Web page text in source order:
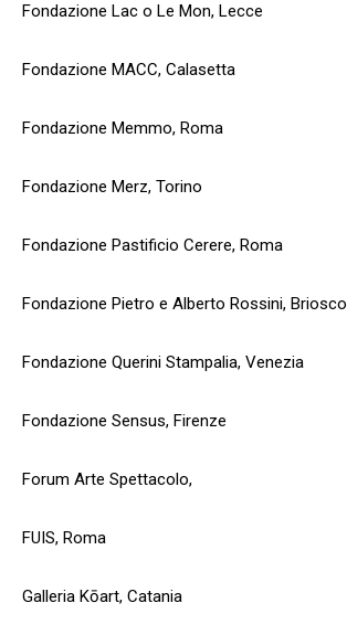
Fondazione Lac o Le Mon, Lecce
Fondazione MACC, Calasetta
Fondazione Memmo, Roma
Fondazione Merz, Torino
Fondazione Pastificio Cerere, Roma
Fondazione Pietro e Alberto Rossini, Briosco
Fondazione Querini Stampalia, Venezia
Fondazione Sensus, Firenze
Forum Arte Spettacolo,
FUIS, Roma
Galleria Kōart, Catania